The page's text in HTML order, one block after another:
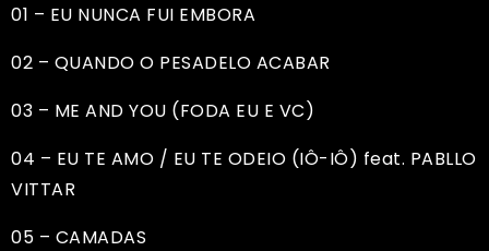
01 – EU NUNCA FUI EMBORA
02 – QUANDO O PESADELO ACABAR
03 – ME AND YOU (FODA EU E VC)
04 – EU TE AMO / EU TE ODEIO (IÔ-IÔ) feat. PABLLO
VITTAR
05 – CAMADAS